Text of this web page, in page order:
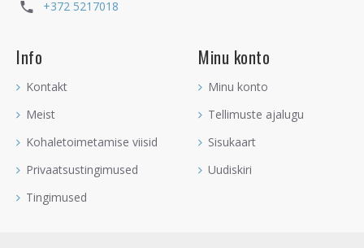
+372 5217018
Info
Kontakt
Meist
Kohaletoimetamise viisid
Privaatsustingimused
Tingimused
Minu konto
Minu konto
Tellimuste ajalugu
Sisukaart
Uudiskiri